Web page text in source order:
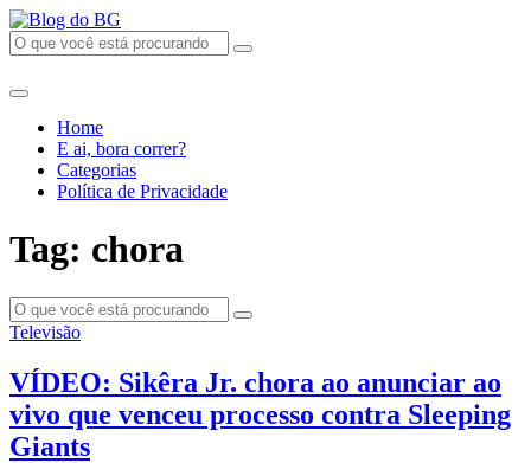
Home
E ai, bora correr?
Categorias
Política de Privacidade
Tag: chora
Televisão
VÍDEO: Sikêra Jr. chora ao anunciar ao
vivo que venceu processo contra Sleeping
Giants